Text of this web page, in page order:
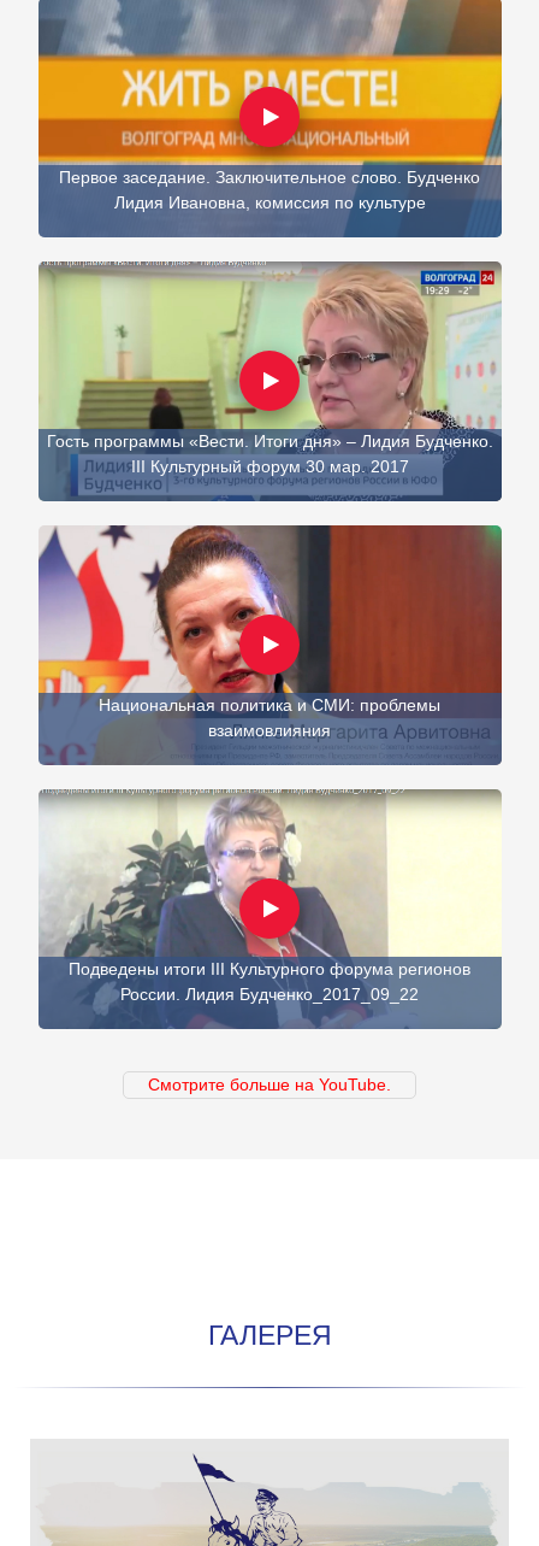
Первое заседание. Заключительное слово. Будченко
Лидия Ивановна, комиссия по культуре
Гость программы «Вести. Итоги дня» – Лидия Будченко.
III Культурный форум 30 мар. 2017
Национальная политика и СМИ: проблемы
взаимовлияния
Подведены итоги III Культурного форума регионов
России. Лидия Будченко_2017_09_22
Смотрите больше на YouTube.
ГАЛЕРЕЯ